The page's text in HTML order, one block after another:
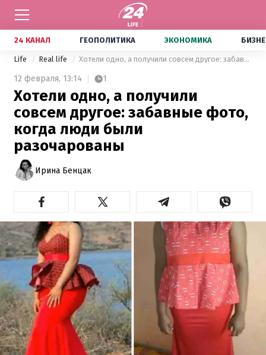
24 КАНАЛ ГЕОПОЛИТИКА ЭКОНОМИКА
Life Real life Хотели одно, а получили совсем другое: забавные фото, когда люди были разочарованы
12 февраля, 13:14 1
Хотели одно, а получили
совсем другое: забавные фото,
когда люди были
разочарованы
Ирина Бенцак